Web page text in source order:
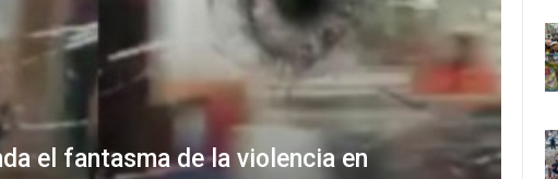
el fantasma de la violencia en